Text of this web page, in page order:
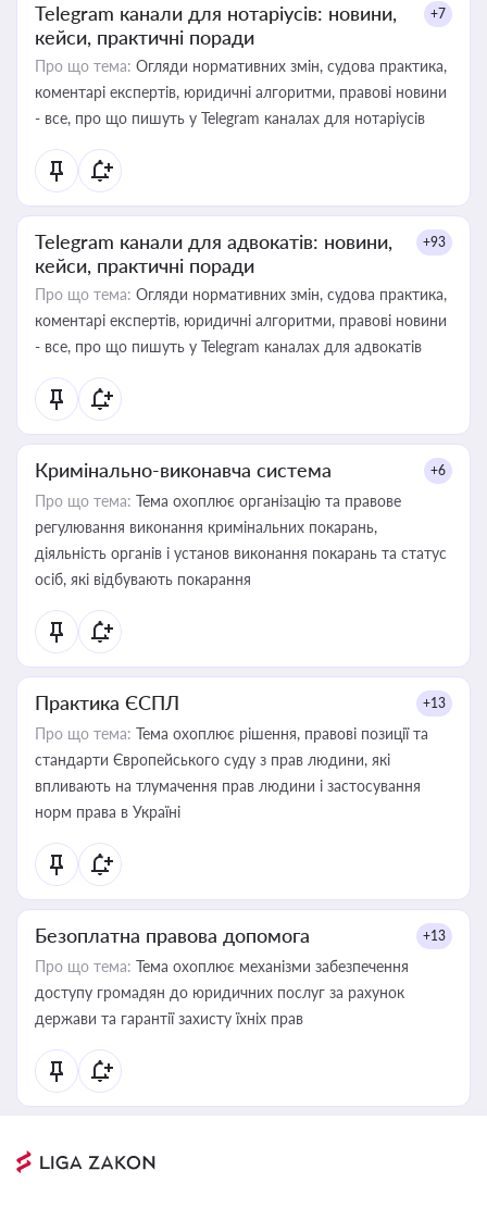
Telegram канали для нотаріусів: новини,
кейси, практичні поради
+7
Про що тема: Огляди нормативних змін, судова практика,
коментарі експертів, юридичні алгоритми, правові новини
- все, про що пишуть у Telegram каналах для нотаріусів
Telegram канали для адвокатів: новини,
кейси, практичні поради
+93
Про що тема: Огляди нормативних змін, судова практика,
коментарі експертів, юридичні алгоритми, правові новини
- все, про що пишуть у Telegram каналах для адвокатів
Кримінально-виконавча система +6
Про що тема: Тема охоплює організацію та правове
регулювання виконання кримінальних покарань,
діяльність органів і установ виконання покарань та статус
осіб, які відбувають покарання
Практика ЄСПЛ +13
Про що тема: Тема охоплює рішення, правові позиції та
стандарти Європейського суду з прав людини, які
впливають на тлумачення прав людини і застосування
норм права в Україні
Безоплатна правова допомога +13
Про що тема: Тема охоплює механізми забезпечення
доступу громадян до юридичних послуг за рахунок
держави та гарантії захисту їхніх прав